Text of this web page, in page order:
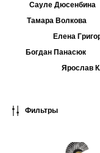
Сауле Дюсенбина
Тамара Волкова
Елена
Богдан Панасюк
Ярослав
Фильтры